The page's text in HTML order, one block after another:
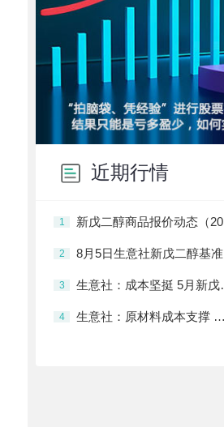
近期行情
1
2
3 生意社
4 生意社：原材料成本支撑 新戊二醇价格大幅上涨